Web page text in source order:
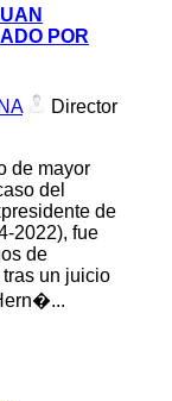
POR
Director
de mayor
del
de
2022), fue
de
un juicio